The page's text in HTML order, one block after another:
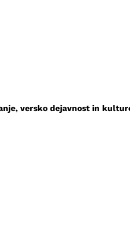
versko dejavnost in